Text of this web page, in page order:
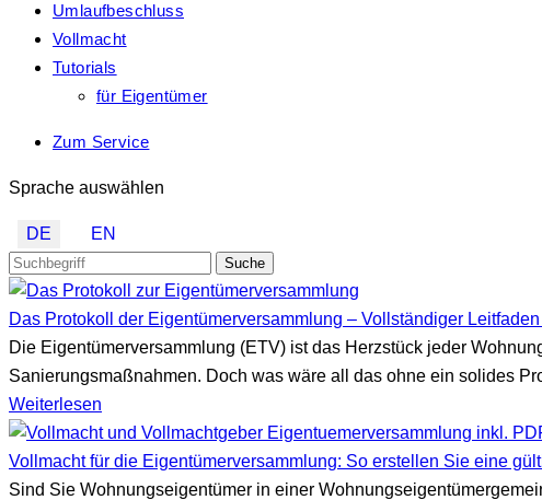
Umlaufbeschluss
Vollmacht
Tutorials
für Eigentümer
Zum Service
Sprache auswählen
DE EN
Suche
Das Protokoll der Eigentümerversammlung – Vollständiger
Die Eigentümerversammlung (ETV) ist das Herzstück jeder
Sanierungsmaßnahmen. Doch was wäre all das ohne ein solides
Weiterlesen
Vollmacht für die Eigentümerversammlung: So erstellen Sie eine
Sind Sie Wohnungseigentümer in einer